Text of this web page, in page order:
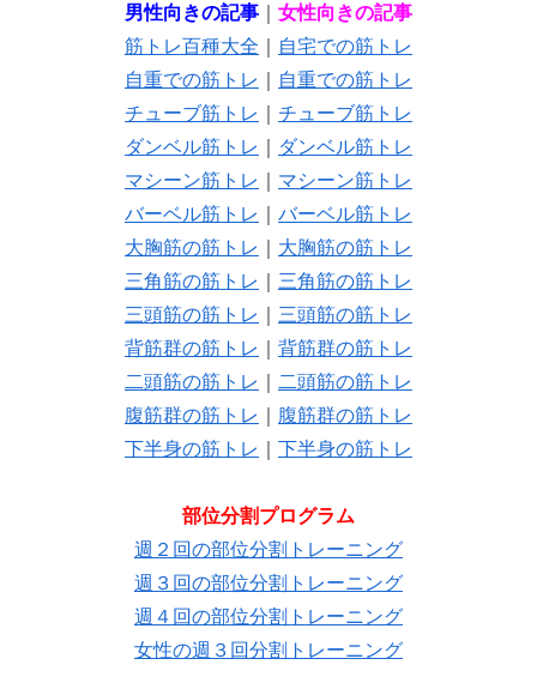
男性向きの記事
女性向きの記事
筋トレ百種大全
自宅での筋トレ
自重での筋トレ
自重での筋トレ
チューブ筋トレ
チューブ筋トレ
ダンベル筋トレ
ダンベル筋トレ
マシーン筋トレ
マシーン筋トレ
バーベル筋トレ
バーベル筋トレ
大胸筋の筋トレ
大胸筋の筋トレ
三角筋の筋トレ
三角筋の筋トレ
三頭筋の筋トレ
三頭筋の筋トレ
背筋群の筋トレ
背筋群の筋トレ
二頭筋の筋トレ
二頭筋の筋トレ
腹筋群の筋トレ
腹筋群の筋トレ
下半身の筋トレ
下半身の筋トレ
部位分割プログラム
週２回の部位分割トレーニング
週３回の部位分割トレーニング
週４回の部位分割トレーニング
女性の週３回分割トレーニング